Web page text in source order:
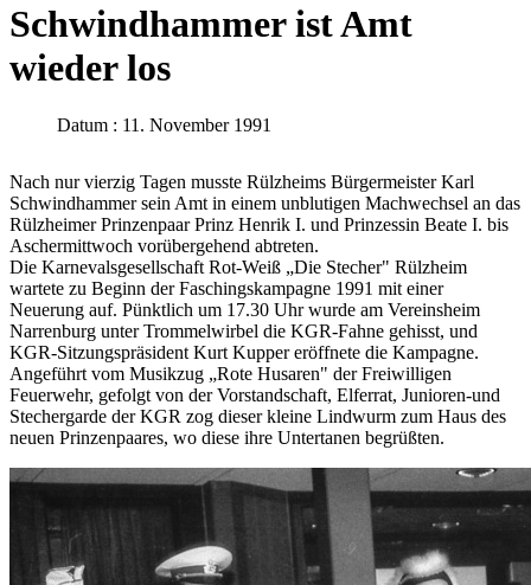
Schwindhammer ist Amt
wieder los
Datum : 11. November 1991
Nach nur vierzig Tagen musste Rülzheims Bürgermeister Karl
Schwindhammer sein Amt in einem unblutigen Machwechsel an das
Rülzheimer Prinzenpaar Prinz Henrik I. und Prinzessin Beate I. bis
Aschermittwoch vorübergehend abtreten.
Die Karnevalsgesellschaft Rot-Weiß „Die Stecher" Rülzheim
wartete zu Beginn der Faschingskampagne 1991 mit einer
Neuerung auf. Pünktlich um 17.30 Uhr wurde am Vereinsheim
Narrenburg unter Trommelwirbel die KGR-Fahne gehisst, und
KGR-Sitzungspräsident Kurt Kupper eröffnete die Kampagne.
Angeführt vom Musikzug „Rote Husaren" der Freiwilligen
Feuerwehr, gefolgt von der Vorstandschaft, Elferrat, Junioren-und
Stechergarde der KGR zog dieser kleine Lindwurm zum Haus des
neuen Prinzenpaares, wo diese ihre Untertanen begrüßten.